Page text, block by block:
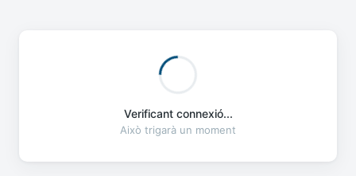
Verificant connexió...
Això trigarà un moment